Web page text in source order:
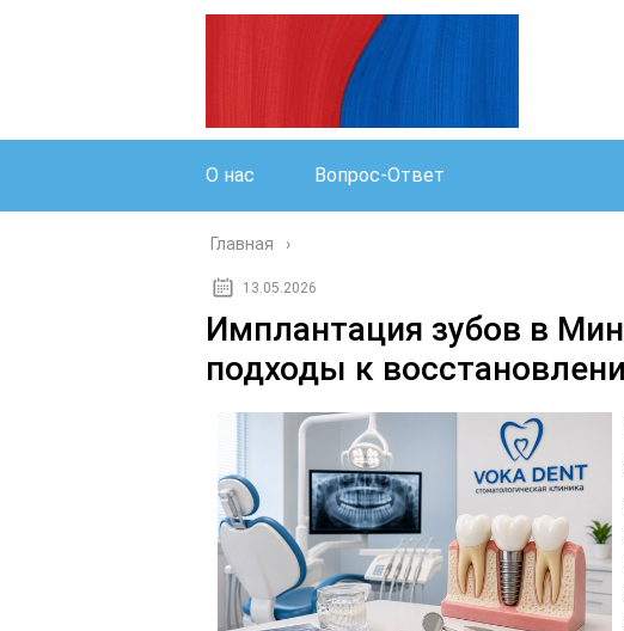
О нас Вопрос-Ответ
Главная
13.05.2026
Имплантация зубов в
подходы к